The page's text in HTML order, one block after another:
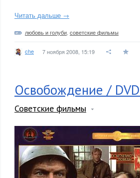
Читать дальше →
любовь и голуби советские фильмы
che 7 ноября 2008, 15:19
Освобождение /
Советские фильмы